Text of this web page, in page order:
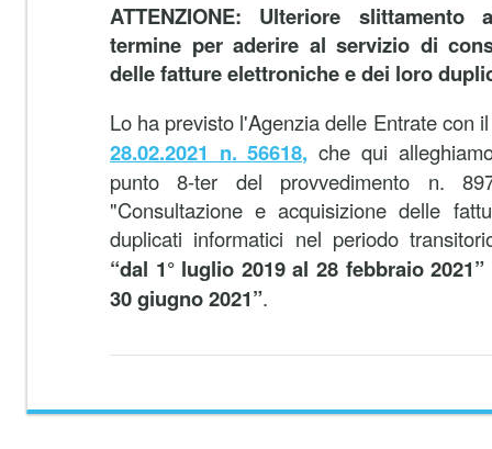
ATTENZIONE: Ulteriore
termine per aderire al servizio di
delle fatture elettroniche e dei loro
Lo ha previsto l'Agenzia delle Entrate con
28.02.2021 n. 56618, che qui
punto 8-ter del provvedimento n.
"Consultazione e acquisizione delle
duplicati informatici nel periodo
“dal 1° luglio 2019 al 28 febbraio 2021”
30 giugno 2021”.